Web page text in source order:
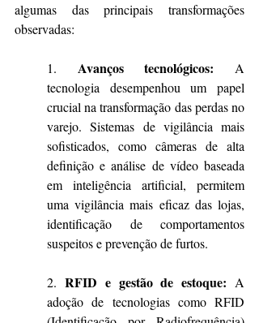
algumas das principais transformações
observadas:
1. Avanços tecnológicos: A
tecnologia desempenhou um papel
crucial na transformação das perdas no
varejo. Sistemas de vigilância mais
sofisticados, como câmeras de alta
definição e análise de vídeo baseada
em inteligência artificial, permitem
uma vigilância mais eficaz das lojas,
identificação de comportamentos
suspeitos e prevenção de furtos.
2. RFID e gestão de estoque: A
adoção de tecnologias como RFID